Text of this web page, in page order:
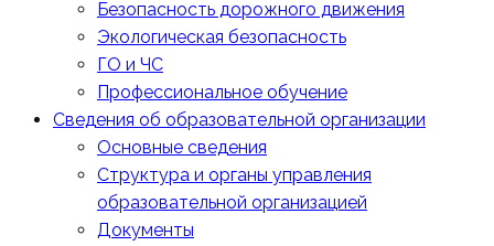
Безопасность дорожного движения
Экологическая безопасность
ГО и ЧС
Профессиональное обучение
Сведения об образовательной организации
Основные сведения
Структура и органы управления
образовательной организацией
Документы